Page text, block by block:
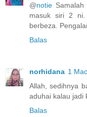
@notie
masuk siri 2 ni.
berbeza.
Balas
norhidana 1
Allah, sedihnya
aduhai kalau jadi
Balas